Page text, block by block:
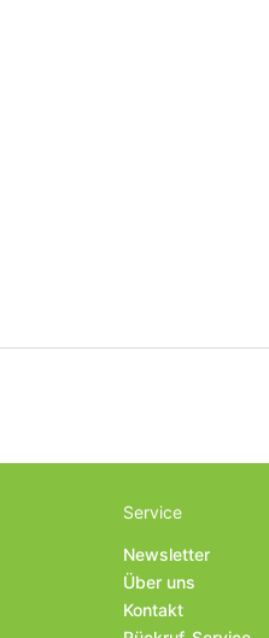
Service
Newsletter
Über uns
Kontakt